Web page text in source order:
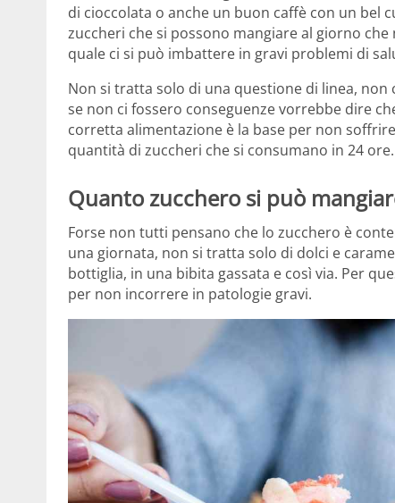
di cioccolata o anche un buon caffè con un bel
zuccheri che si possono mangiare al giorno
quale ci si può imbattere in gravi problemi di
Non si tratta solo di una questione di linea,
se non ci fossero conseguenze vorrebbe dire
corretta alimentazione è la base per non
quantità di zuccheri che si consumano in 24 ore.
Quanto zucchero si può
Forse non tutti pensano che lo zucchero è
una giornata, non si tratta solo di dolci e
bottiglia, in una bibita gassata e così via. Per
per non incorrere in patologie gravi.